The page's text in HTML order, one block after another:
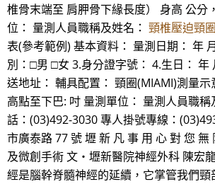
椎骨末端至 肩胛骨下緣長度） 身高 公分
位： 量測人員職稱及姓名： 頸椎壓迫頸
表(參考範例) 基本資料： 量測日期： 年
別：□男 □女 3.身分證字號： 4.生日： 年
送地址： 輔具配置： 頸圈(MIAMI)測量示
高點至下巴: 吋 量測單位： 量測人員職
話：(03)492-3030 專人掛號專線：
市廣泰路 77 號 壢 新 凡 事 用 心 對 您 無
及微創手術 文‧壢新醫院神經外科 陳宏
經是腦幹脊髓神經的延續，它掌管我們